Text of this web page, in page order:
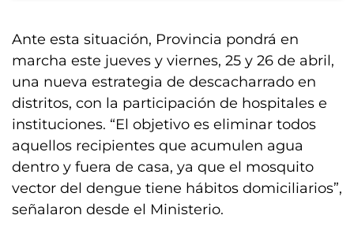
Ante esta situación, Provincia pondrá en
marcha este jueves y viernes, 25 y 26 de abril,
una nueva estrategia de descacharrado en
distritos, con la participación de hospitales e
instituciones. “El objetivo es eliminar todos
aquellos recipientes que acumulen agua
dentro y fuera de casa, ya que el mosquito
vector del dengue tiene hábitos domiciliarios”,
señalaron desde el Ministerio.